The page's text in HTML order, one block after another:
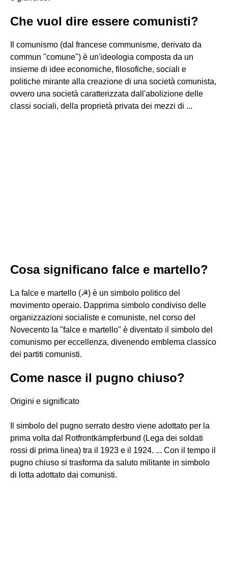
Che vuol dire essere comunisti?
Il comunismo (dal francese communisme, derivato da
commun "comune") è un'ideologia composta da un
insieme di idee economiche, filosofiche, sociali e
politiche mirante alla creazione di una società comunista,
ovvero una società caratterizzata dall'abolizione delle
classi sociali, della proprietà privata dei mezzi di ...
Cosa significano falce e martello?
La falce e martello (☭) è un simbolo politico del
movimento operaio. Dapprima simbolo condiviso delle
organizzazioni socialiste e comuniste, nel corso del
Novecento la "falce e martello" è diventato il simbolo del
comunismo per eccellenza, divenendo emblema classico
dei partiti comunisti.
Come nasce il pugno chiuso?
Origini e significato
Il simbolo del pugno serrato destro viene adottato per la
prima volta dal Rotfrontkämpferbund (Lega dei soldati
rossi di prima linea) tra il 1923 e il 1924. ... Con il tempo il
pugno chiuso si trasforma da saluto militante in simbolo
di lotta adottato dai comunisti.